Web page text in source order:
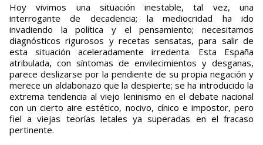
Hoy vivimos una situación inestable, tal vez, una
interrogante de decadencia; la mediocridad ha ido
invadiendo la política y el pensamiento; necesitamos
diagnósticos rigurosos y recetas sensatas, para salir de
esta situación aceleradamente irredenta. Esta España
atribulada, con síntomas de envilecimientos y desganas,
parece deslizarse por la pendiente de su propia negación y
merece un aldabonazo que la despierte; se ha introducido la
extrema tendencia al viejo leninismo en el debate nacional
con un cierto aire estético, nocivo, cínico e impostor, pero
fiel a viejas teorías letales ya superadas en el fracaso
pertinente.